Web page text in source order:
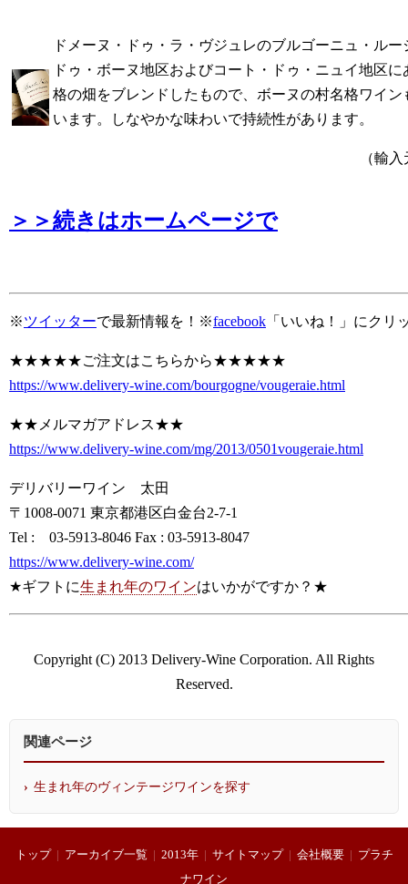
ドメーヌ・ドゥ・ラ・ヴジュレのブルゴーニュ・ル
ドゥ・ボーヌ地区およびコート・ドゥ・ニュイ地区
格の畑をブレンドしたもので、ボーヌの村名格ワイン
います。しなやかな味わいで持続性があります。
（輸
＞＞続きはホームページで
※ツイッターで最新情報を！※facebook 「いいね！」にクリ
★★★★★ご注文はこちらから★★★★★
https://www.delivery-wine.com/bourgogne/vougeraie.html
★★メルマガアドレス★★
https://www.delivery-wine.com/mg/2013/0501vougeraie.html
デリバリーワイン 太田
〒1008-0071 東京都港区白金台2-7-1
Tel : 03-5913-8046 Fax : 03-5913-8047
https://www.delivery-wine.com/
★ギフトに生まれ年のワインはいかがですか？★
Copyright (C) 2013 Delivery-Wine Corporation. All Rights
Reserved.
関連ページ
生まれ年のヴィンテージワインを探す
トップ | アーカイブ一覧 | 2013年 | サイトマップ | 会社概要 | プラチ
ナワイン